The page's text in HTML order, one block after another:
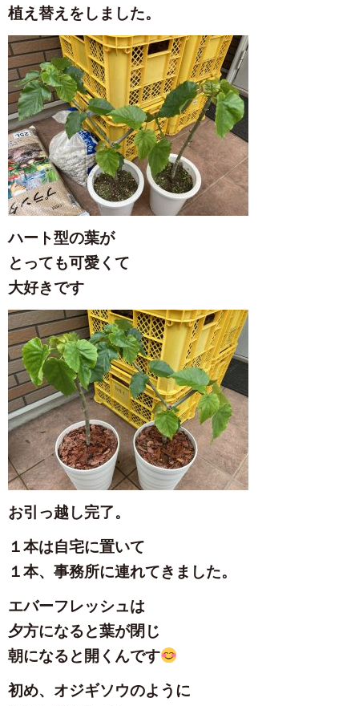
植え替えをしました。
ハート型の葉が
とっても可愛くて
大好きです
お引っ越し完了。
１本は自宅に置いて
１本、事務所に連れてきました。
エバーフレッシュは
夕方になると葉が閉じ
朝になると開くんです
初め、オジギソウのように